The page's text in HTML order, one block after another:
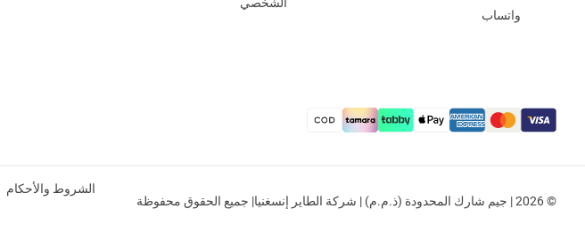
واتساب
© 2026 | جيم شارك المحدودة (ذ.م.م) | شركة الطاير إنسغنيا| جميع الحقوق محفوظة
الشروط والأحكام